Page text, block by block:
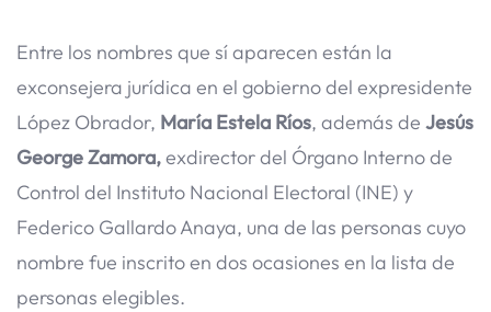
Entre los nombres que sí aparecen están la
exconsejera jurídica en el gobierno del expresidente
López Obrador, María Estela Ríos, además de Jesús
George Zamora,exdirector del Órgano Interno de
Control del Instituto Nacional Electoral (INE) y
Federico Gallardo Anaya, una de las personas cuyo
nombre fue inscrito en dos ocasiones en la lista de
personas elegibles.